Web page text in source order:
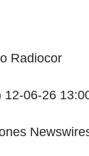
Radiocor
12-06-26